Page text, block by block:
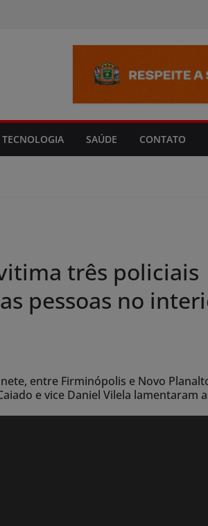
TECNOLOGIA SAÚDE CONTATO
três policiais
pessoas no
entre Firminópolis e Novo
e vice Daniel Vilela lamentaram